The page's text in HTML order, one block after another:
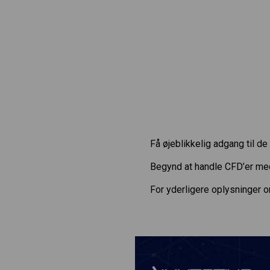
Få øjeblikkelig adgang til
Begynd at handle CFD’er
For yderligere oplysninger